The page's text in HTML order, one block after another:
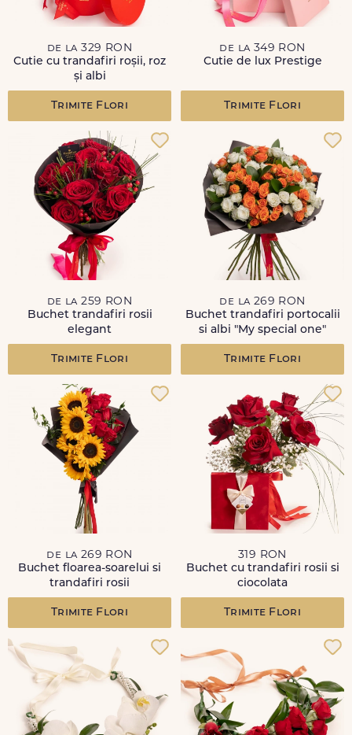
de la 329 RON
Cutie cu trandafiri roșii, roz
și albi
Trimite Flori
de la 349 RON
Cutie de lux Prestige
Trimite Flori
de la 259 RON
Buchet trandafiri rosii
elegant
Trimite Flori
de la 269 RON
Buchet trandafiri portocalii
si albi "My special one"
Trimite Flori
de la 269 RON
Buchet floarea-soarelui si
trandafiri rosii
Trimite Flori
319 RON
Buchet cu trandafiri rosii si
ciocolata
Trimite Flori